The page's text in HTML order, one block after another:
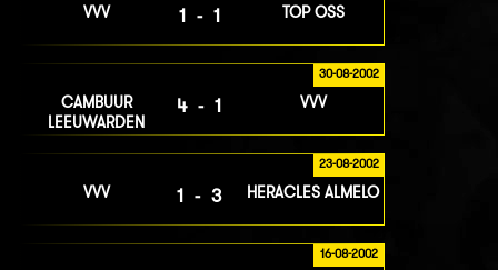
VVV 1-1 TOP OSS
30-08-2002
CAMBUUR
LEEUWARDEN
4-1 VVV
23-08-2002
VVV 1-3 HERACLES ALMELO
16-08-2002